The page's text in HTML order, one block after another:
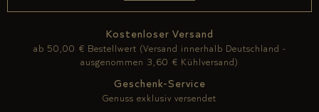
Kostenloser Versand
ab 50,00 € Bestellwert (Versand innerhalb Deutschland -
ausgenommen 3,60 € Kühlversand)
Geschenk-Service
Genuss exklusiv versendet